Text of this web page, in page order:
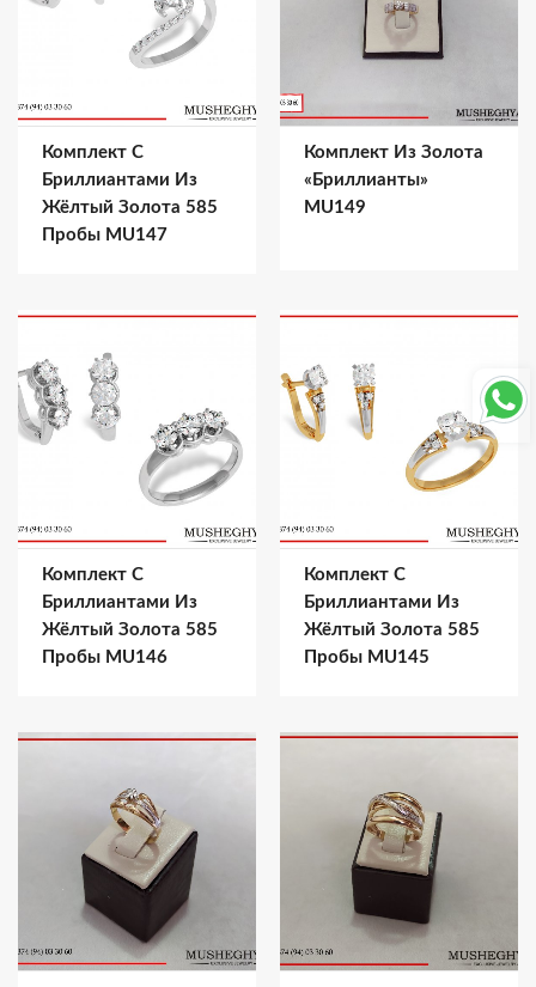
Комплект С
Бриллиантами Из
Жёлтый Золота 585
Пробы MU147
Комплект Из Золота
«Бриллианты»
MU149
Комплект С
Бриллиантами Из
Жёлтый Золота 585
Пробы MU146
Комплект С
Бриллиантами Из
Жёлтый Золота 585
Пробы MU145